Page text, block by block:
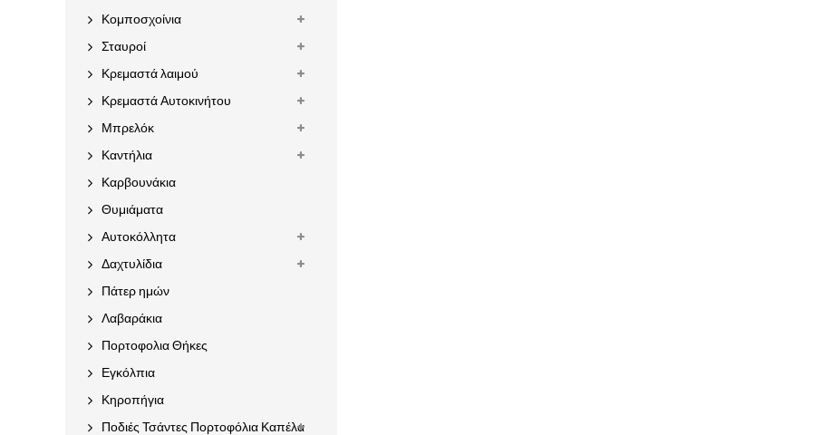
Κομποσχοίνια
Σταυροί
Κρεμαστά λαιμού
Κρεμαστά Αυτοκινήτου
Μπρελόκ
Καντήλια
Καρβουνάκια
Θυμιάματα
Αυτοκόλλητα
Δαχτυλίδια
Πάτερ ημών
Λαβαράκια
Πορτοφολια Θήκες
Εγκόλπια
Κηροπήγια
Ποδιές Τσάντες Πορτοφόλια Καπέλα